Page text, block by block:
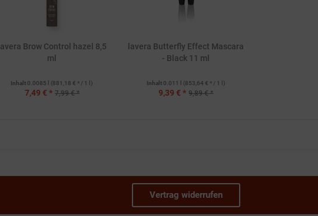
lavera Brow Control hazel 8,5
ml
Inhalt 0.0085 l (881,18 € * / 1 l)
7,49 € * 7,99 € *
lavera Butterfly Effect Mascara
- Black 11 ml
Inhalt 0.011 l (853,64 € * / 1 l)
9,39 € * 9,89 € *
Vertrag widerrufen